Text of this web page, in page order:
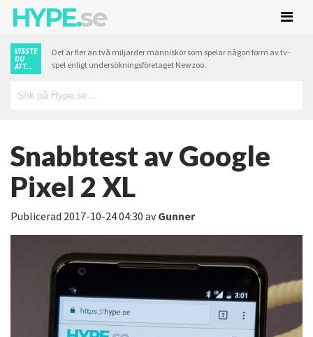
HYPE.se
VISSTE
DU
ATT...
Det är fler än två miljarder människor som spelar någon form av tv-
spel enligt undersökningsföretaget Newzoo.
Snabbtest av Google
Pixel 2 XL
Publicerad 2017-10-24 04:30 avGunner